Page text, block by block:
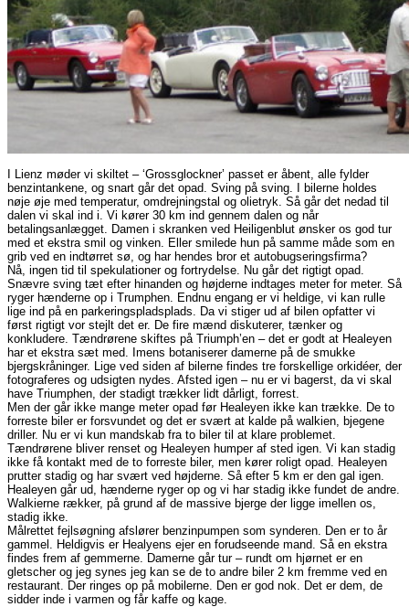
I Lienz møder vi skiltet – ‘Grossglockner’ passet er åbent, alle fylder
benzintankene, og snart går det opad. Sving på sving. I bilerne holdes
nøje øje med temperatur, omdrejningstal og olietryk. Så går det nedad til
dalen vi skal ind i. Vi kører 30 km ind gennem dalen og når
betalingsanlægget. Damen i skranken ved Heiligenblut ønsker os god tur
med et ekstra smil og vinken. Eller smilede hun på samme måde som en
grib ved en indtørret sø, og har hendes bror et autobugseringsfirma?
Nå, ingen tid til spekulationer og fortrydelse. Nu går det rigtigt opad.
Snævre sving tæt efter hinanden og højderne indtages meter for meter. Så
ryger hænderne op i Trumphen. Endnu engang er vi heldige, vi kan rulle
lige ind på en parkeringspladsplads. Da vi stiger ud af bilen opfatter vi
først rigtigt vor stejlt det er. De fire mænd diskuterer, tænker og
konkludere. Tændrørene skiftes på Triumph’en – det er godt at Healeyen
har et ekstra sæt med. Imens botaniserer damerne på de smukke
bjergskråninger. Lige ved siden af bilerne findes tre forskellige orkidéer, der
fotograferes og udsigten nydes. Afsted igen – nu er vi bagerst, da vi skal
have Triumphen, der stadigt trækker lidt dårligt, forrest.
Men der går ikke mange meter opad før Healeyen ikke kan trække. De to
forreste biler er forsvundet og det er svært at kalde på walkien, bjegene
driller. Nu er vi kun mandskab fra to biler til at klare problemet.
Tændrørene bliver renset og Healeyen humper af sted igen. Vi kan stadig
ikke få kontakt med de to forreste biler, men kører roligt opad. Healeyen
prutter stadig og har svært ved højderne. Så efter 5 km er den gal igen.
Healeyen går ud, hænderne ryger op og vi har stadig ikke fundet de andre.
Walkierne rækker, på grund af de massive bjerge der ligge imellen os,
stadig ikke.
Målrettet fejlsøgning afslører benzinpumpen som synderen. Den er to år
gammel. Heldigvis er Healyens ejer en forudseende mand. Så en ekstra
findes frem af gemmerne. Damerne går tur – rundt om hjørnet er en
gletscher og jeg synes jeg kan se de to andre biler 2 km fremme ved en
restaurant. Der ringes op på mobilerne. Den er god nok. Det er dem, de
sidder inde i varmen og får kaffe og kage.